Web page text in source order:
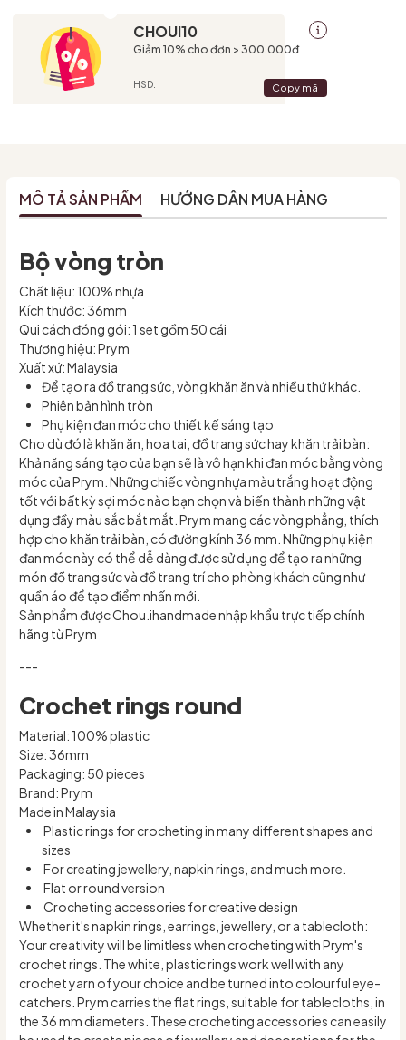
CHOUI10
Giảm 10% cho đơn > 300.000đ
HSD: Copy mã
MÔ TẢ SẢN PHẨM HƯỚNG DẪN MUA HÀNG
Bộ vòng tròn
Chất liệu: 100% nhựa
Kích thước: 36mm
Qui cách đóng gói: 1 set gồm 50 cái
Thương hiệu: Prym
Xuất xứ: Malaysia
Để tạo ra đồ trang sức, vòng khăn ăn và nhiều thứ khác.
Phiên bản hình tròn
Phụ kiện đan móc cho thiết kế sáng tạo
Cho dù đó là khăn ăn, hoa tai, đồ trang sức hay khăn trải bàn:
Khả năng sáng tạo của bạn sẽ là vô hạn khi đan móc bằng vòng
móc của Prym. Những chiếc vòng nhựa màu trắng hoạt động
tốt với bất kỳ sợi móc nào bạn chọn và biến thành những vật
dụng đầy màu sắc bắt mắt. Prym mang các vòng phẳng, thích
hợp cho khăn trải bàn, có đường kính 36 mm. Những phụ kiện
đan móc này có thể dễ dàng được sử dụng để tạo ra những
món đồ trang sức và đồ trang trí cho phòng khách cũng như
quần áo để tạo điểm nhấn mới.
Sản phẩm được Chou.ihandmade nhập khẩu trực tiếp chính
hãng từ Prym
---
Crochet rings round
Material: 100% plastic
Size: 36mm
Packaging: 50 pieces
Brand: Prym
Made in Malaysia
Plastic rings for crocheting in many different shapes and
sizes
For creating jewellery, napkin rings, and much more.
Flat or round version
Crocheting accessories for creative design
Whether it's napkin rings, earrings, jewellery, or a tablecloth:
Your creativity will be limitless when crocheting with Prym's
crochet rings. The white, plastic rings work well with any
crochet yarn of your choice and be turned into colourful eye-
catchers. Prym carries the flat rings, suitable for tablecloths, in
the 36 mm diameters. These crocheting accessories can easily